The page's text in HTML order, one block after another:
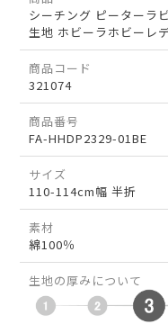
シーチング ピーターラ
生地 ホビーラホビーレ
商品コード
321074
商品番号
FA-HHDP2329-01BE
サイズ
110-114cm幅 半折
素材
綿100％
生地の厚みについて